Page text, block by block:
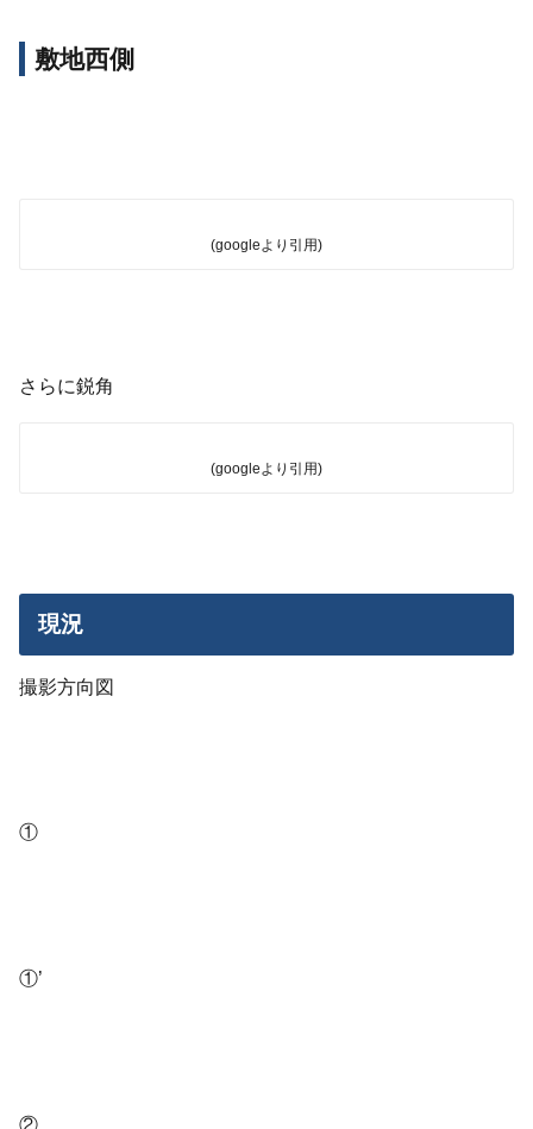
敷地西側
(googleより引用)
さらに鋭角
(googleより引用)
現況
撮影方向図
①
①’
②